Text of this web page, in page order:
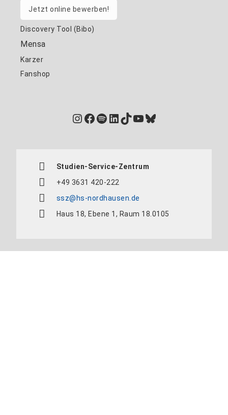
Jetzt online bewerben!
Discovery Tool (Bibo)
Mensa
Karzer
Fanshop
Instagram
Facebook
Spotify
LinkedIn
TikTok
YouTube
Bluesky
Studien-Service-Zentrum
+49 3631 420-222
ssz@hs-nordhausen.de
Haus 18, Ebene 1, Raum 18.0105